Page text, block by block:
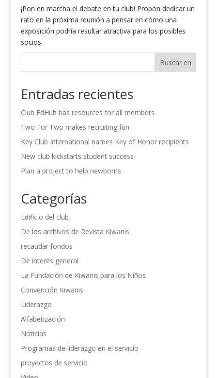
¡Pon en marcha el debate en tu club! Propón dedicar un
rato en la próxima reunión a pensar en cómo una
exposición podría resultar atractiva para los posibles
socios.
Buscar en
Entradas recientes
Club EdHub has resources for all members
Two For Two makes recruiting fun
Key Club International names Key of Honor recipients
New club kickstarts student success
Plan a project to help newborns
Categorías
Edificio del club
De los archivos de Revista Kiwanis
recaudar fondos
De interés general
La Fundación de Kiwanis para los Niños
Convención Kiwanis
Liderazgo
Alfabetización
Noticias
Programas de liderazgo en el servicio
proyectos de servicio